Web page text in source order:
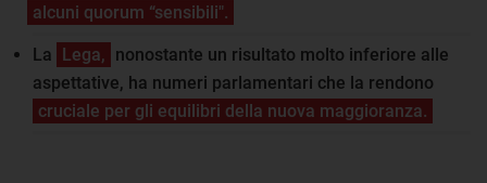
alcuni quorum “sensibili".
La Lega, nonostante un risultato molto inferiore alle
aspettative, ha numeri parlamentari che la rendono
cruciale per gli equilibri della nuova maggioranza.